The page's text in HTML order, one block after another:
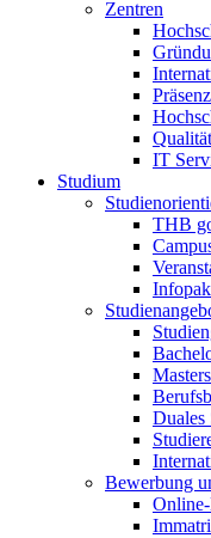
Zentren
IT
Studium
THB
Duales
Bewerbung